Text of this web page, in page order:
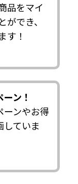
品をマイ
でき、
す！
ン！
ーンやお得
ていま